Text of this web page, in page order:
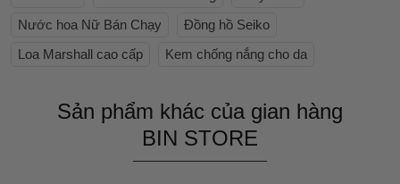
Nước hoa Nữ Bán Chạy
Đồng hồ Seiko
Loa Marshall cao cấp
Kem chống nắng cho da
Sản phẩm khác của gian hàng
BIN STORE